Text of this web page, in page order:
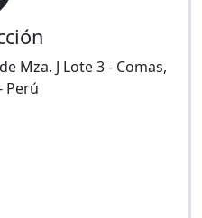
Mza. J Lote 3- Comas,
Perú